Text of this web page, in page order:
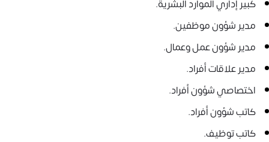
كبير إداري الموارد البشرية.
مدير شؤون موظفين.
مدير شؤون عمل وعمال.
مدير علاقات أفراد.
اختصاصي شؤون أفراد.
كاتب شؤون أفراد.
كاتب توظيف.